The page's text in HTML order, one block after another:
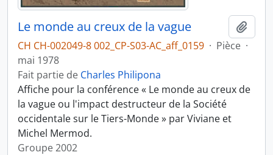
Le monde au creux de la vague
CH CH-002049-8 002_CP-S03-AC_aff_0159 · Pièce ·
mai 1978
Fait partie de Charles Philipona
Affiche pour la conférence « Le monde au creux de
la vague ou l'impact destructeur de la Société
occidentale sur le Tiers-Monde » par Viviane et
Michel Mermod.
Groupe 2002